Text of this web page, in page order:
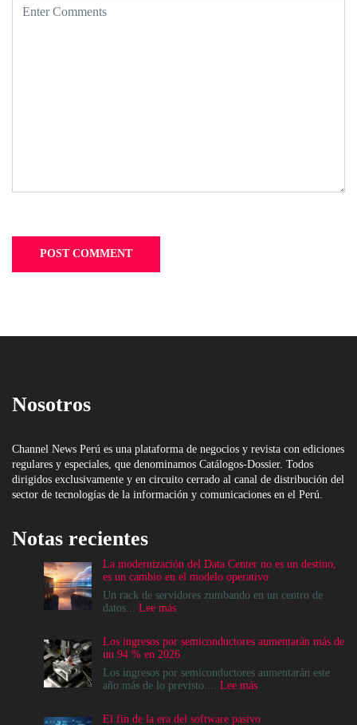
Nosotros
Channel News Perú es una plataforma de negocios y revista con ediciones
regulares y especiales, que denominamos Catálogos-Dossier. Todos
dirigidos exclusivamente y en circuito cerrado al canal de distribución del
sector de tecnologías de la información y comunicaciones en el Perú.
Notas recientes
La modernización del Data Center no es un destino,
es un cambio en el modelo operativo
Un rack de servidores zumbando en un centro de
datos... Lee más:
del
Data
Center
no
destino,
Los ingresos por semiconductores aumentarán más de
un 94 % en 2026
Los ingresos por semiconductores aumentarán este
año más de lo previsto.... Lee más:
El fin de la era del software pasivo